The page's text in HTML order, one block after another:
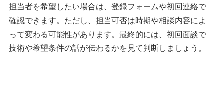
担当者を希望したい場合は、登録フォームや初回連絡で
確認できます。ただし、担当可否は時期や相談内容によ
って変わる可能性があります。最終的には、初回面談で
技術や希望条件の話が伝わるかを見て判断しましょう。